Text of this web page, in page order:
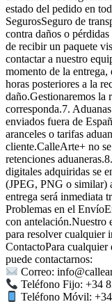
estado del pedido en
SegurosSeguro de
contra daños o
de recibir un paquete
contactar a nuestro
momento de la
horas posteriores a la
daño.Gestionaremos la
corresponda.7.
enviados fuera de
aranceles o tarifas
cliente.CalleArte+ no
retenciones
digitales adquiridas se
(JPEG, PNG o similar)
entrega será inmediata
Problemas en el
con antelación.Nuestro
para resolver cualquier
ContactoPara
puede contactarnos:
Correo:
Teléfono Fijo: +34
Teléfono Móvil: